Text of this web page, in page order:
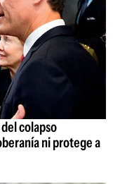
del colapso
ni protege a